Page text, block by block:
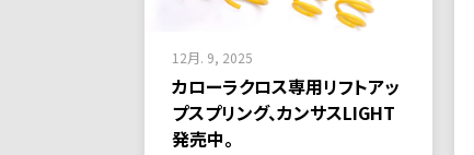
12月. 9, 2025
カローラクロス専用リフトアッ
プスプリング、カンサスLIGHT
発売中。